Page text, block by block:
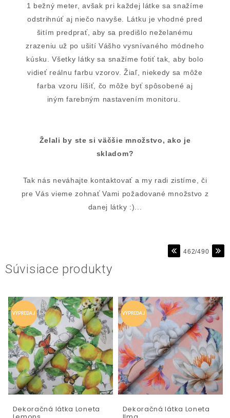
1 bežný meter, avšak pri každej látke sa snažíme
odstrihnúť aj niečo navyše. Látku je vhodné pred
šitím predprať, aby sa predišlo neželanému
zrazeniu už po ušití Vášho vysnívaného módneho
kúsku. Všetky látky sa snažíme fotiť tak, aby bolo
vidieť reálnu farbu vzorov. Žiaľ, niekedy sa môže
farba vzoru líšiť, čo môže byť spôsobené aj
iným farebným nastavením monitoru.
Želali by ste si väčšie množstvo, ako je
skladom?
Tak nás neváhajte kontaktovať a my radi zistíme, či
pre Vás vieme zohnať Vami požadované množstvo z
danej látky :)...
462/490
Súvisiace produkty
VÝPREDAJ
Dekoračná látka Loneta
VÝPREDAJ
Dekoračná látka Loneta